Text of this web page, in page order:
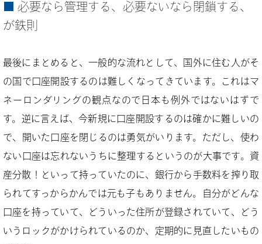
必要なら管理する、必要ないなら閉鎖する、
が鉄則
最後にまとめると、一般的な流れとして、国外に住む人がそ
の国で口座開設するのは難しくなってきています。これはマ
ネーロンダリングの観点なので日本も例外ではないはずで
す。逆に言えば、今新規に口座開設するのは確かに難しいの
で、開いた口座を閉じるのは勇気がいります。ただし、使わ
ない口座は忘れないうちに整理するというのが大事です。資
産分散！といって持っていたのに、銀行から手数料を搾り取
られてすっからかんでは元も子もありません。自分がどんな
口座を持っていて、どういった住所が登録されていて、どう
いうロックがかけられているのか、定期的に見直したいもの